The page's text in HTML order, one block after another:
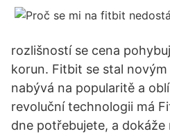
rozlišností se cena
korun. Fitbit se stal
nabývá na popularitě a
revoluční technologii má
dne potřebujete, a